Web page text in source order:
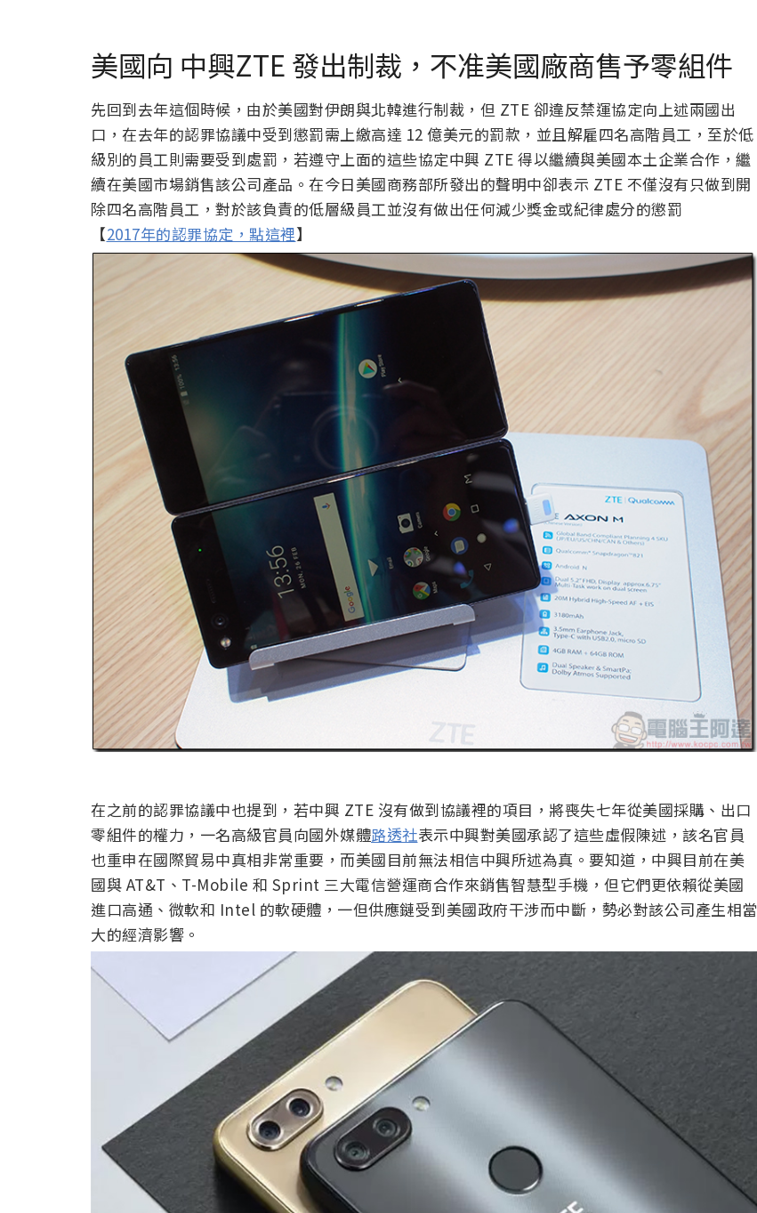
美國向 中興ZTE 發出制裁，不准美國廠商售予零組件
先回到去年這個時候，由於美國對伊朗與北韓進行制裁，但 ZTE 卻違反禁運協定向上述兩國出
口，在去年的認罪協議中受到懲罰需上繳高達 12 億美元的罰款，並且解雇四名高階員工，至於低
級別的員工則需要受到處罰，若遵守上面的這些協定中興 ZTE 得以繼續與美國本土企業合作，繼
續在美國市場銷售該公司產品。在今日美國商務部所發出的聲明中卻表示 ZTE 不僅沒有只做到開
除四名高階員工，對於該負責的低層級員工並沒有做出任何減少獎金或紀律處分的懲罰
【2017年的認罪協定，點這裡】
在之前的認罪協議中也提到，若中興 ZTE 沒有做到協議裡的項目，將喪失七年從美國採購、出口
零組件的權力，一名高級官員向國外媒體路透社表示中興對美國承認了這些虛假陳述，該名官員
也重申在國際貿易中真相非常重要，而美國目前無法相信中興所述為真。要知道，中興目前在美
國與 AT&T、T-Mobile 和 Sprint 三大電信營運商合作來銷售智慧型手機，但它們更依賴從美國
進口高通、微軟和 Intel 的軟硬體，一但供應鏈受到美國政府干涉而中斷，勢必對該公司產生相當
大的經濟影響。